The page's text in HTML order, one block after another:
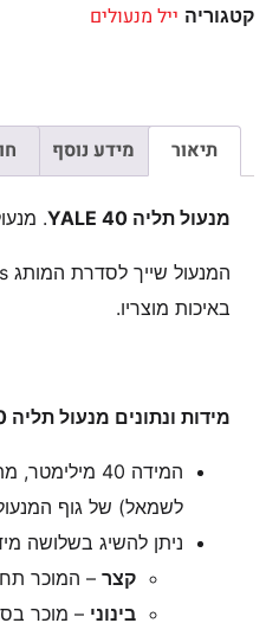
קטגוריה ייל מנעולים
תיאור מידע נוסף
מנעול תליה YALE 40 . מנעול
באיכות מוצריו.
מידות ונתונים מנעול תליה 40:
המידה 40
לשמאל) של גוף
ניתן להשיג בשלושה
קצר – המוכר
בינוני – מוכר